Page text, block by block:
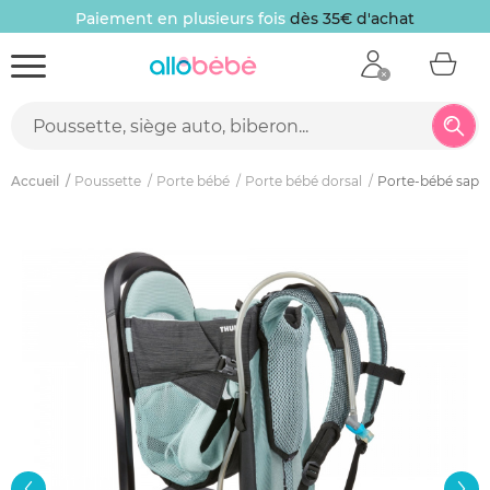
Paiement en plusieurs fois dès 35€ d'achat
Accueil Poussette Porte bébé Porte bébé dorsal Porte-bébé